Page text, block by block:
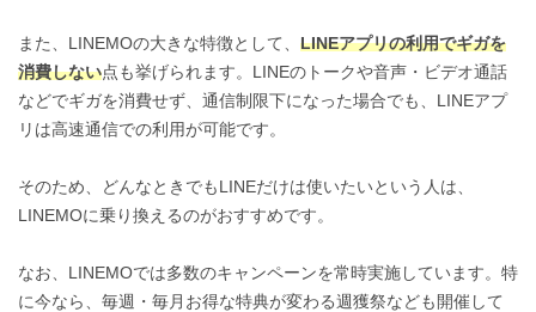
また、LINEMOの大きな特徴として、 LINEアプリの利用でギガを
消費しない点も挙げられます。LINEのトークや音声・ビデオ通話
などでギガを消費せず、通信制限下になった場合でも、LINEアプ
リは高速通信での利用が可能です。
そのため、どんなときでもLINEだけは使いたいという人は、
LINEMOに乗り換えるのがおすすめです。
なお、LINEMOでは多数のキャンペーンを常時実施しています。特
に今なら、毎週・毎月お得な特典が変わる週獲祭なども開催して